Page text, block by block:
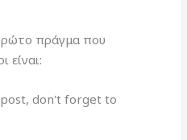
πράγμα που
είναι:
don't forget to